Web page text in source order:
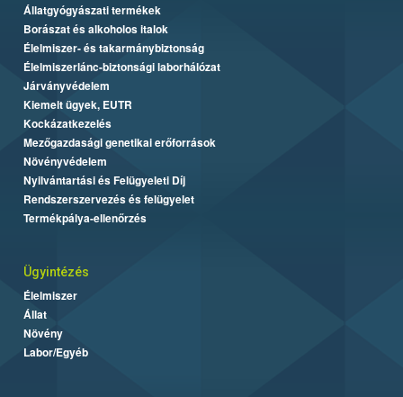
Állatgyógyászati termékek
Borászat és alkoholos italok
Élelmiszer- és takarmánybiztonság
Élelmiszerlánc-biztonsági laborhálózat
Járványvédelem
Kiemelt ügyek, EUTR
Kockázatkezelés
Mezőgazdasági genetikai erőforrások
Növényvédelem
Nyilvántartási és Felügyeleti Díj
Rendszerszervezés és felügyelet
Termékpálya-ellenőrzés
Ügyintézés
Élelmiszer
Állat
Növény
Labor/Egyéb